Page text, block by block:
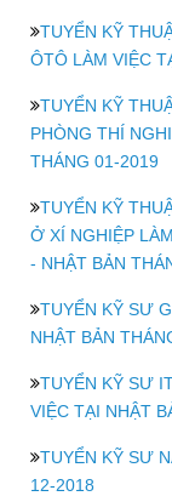
TUYỂN KỸ
ÔTÔ LÀM VIỆC
TUYỂN KỸ
PHÒNG THÍ
THÁNG 01-2019
TUYỂN KỸ
Ở XÍ NGHIỆP
- NHẬT BẢN
TUYỂN KỸ SƯ
NHẬT BẢN
TUYỂN KỸ SƯ
VIỆC TẠI NHẬT
TUYỂN KỸ SƯ
12-2018